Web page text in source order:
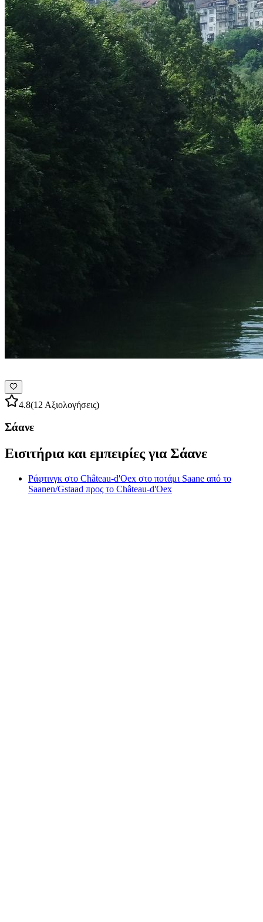
4.8(12 Αξιολογήσεις)
Σάανε
Εισιτήρια και εμπειρίες για Σάανε
Ράφτινγκ στο Château-d'Oex στο ποτάμι Saane από το
Saanen/Gstaad προς το Château-d'Oex